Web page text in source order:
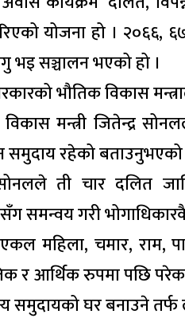
योजना हो । २०६६,
भइ सञ्चालन भएको हो ।
भौतिक विकास
मन्त्री जितेन्द्र
समुदाय रहेको
सोनलले ती चार दलित
समन्वय गरी
महिला, चमार, राम,
र आर्थिक रुपमा पछि
समुदायको घर बनाउने